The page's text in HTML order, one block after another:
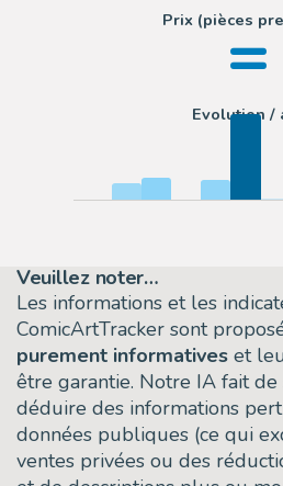
Prix (pièces
=
Evolution /
Veuillez noter…
Les informations et les
ComicArtTracker sont
purement informatives et
être garantie. Notre IA fait
déduire des informations
données publiques (ce qui
ventes privées ou des